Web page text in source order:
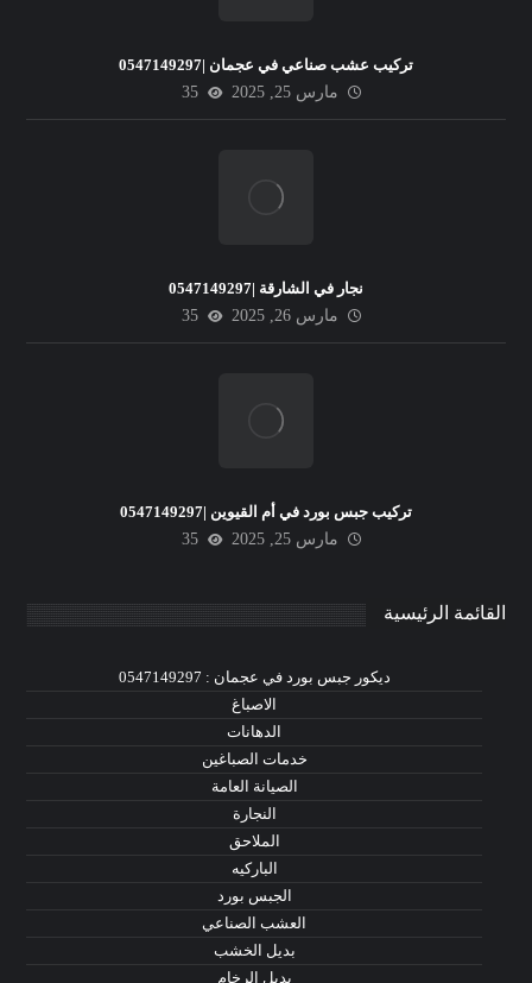
تركيب عشب صناعي في عجمان |0547149297
مارس 25, 2025
35
نجار في الشارقة |0547149297
مارس 26, 2025
35
تركيب جبس بورد في أم القيوين |0547149297
مارس 25, 2025
35
القائمة الرئيسية
ديكور جبس بورد في عجمان : 0547149297
الاصباغ
الدهانات
خدمات الصباغين
الصيانة العامة
النجارة
الملاحق
الباركيه
الجبس بورد
العشب الصناعي
بديل الخشب
بديل الرخام